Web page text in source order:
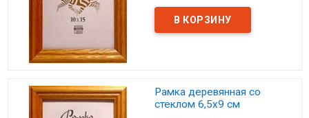
Рамка деревянная со
стеклом 6,5х9 см